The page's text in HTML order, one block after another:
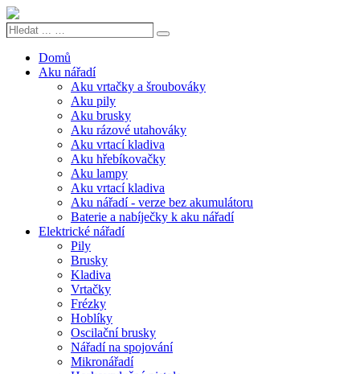
Hledat
Search
Domů
Aku nářadí
Aku vrtačky a šroubováky
Aku pily
Aku brusky
Aku rázové utahováky
Aku vrtací kladiva
Aku hřebíkovačky
Aku lampy
Aku vrtací kladiva
Aku nářadí - verze bez akumulátoru
Baterie a nabíječky k aku nářadí
Elektrické nářadí
Pily
Brusky
Kladiva
Vrtačky
Frézky
Hoblíky
Oscilační brusky
Nářadí na spojování
Mikronářadí